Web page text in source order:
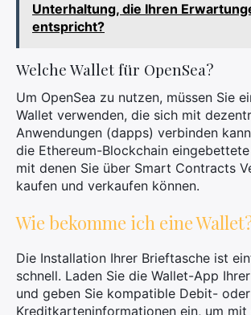
Unterhaltung, die Ihren
entspricht?
Welche Wallet für OpenSea?
Um OpenSea zu nutzen, müssen Sie
Wallet verwenden, die sich mit
Anwendungen (dapps) verbinden
die Ethereum-Blockchain
mit denen Sie über Smart Contracts
kaufen und verkaufen können.
Wie bekomme ich eine
Die Installation Ihrer Brieftasche ist
schnell. Laden Sie die Wallet-App
und geben Sie kompatible Debit- oder
Kreditkarteninformationen ein, um mit